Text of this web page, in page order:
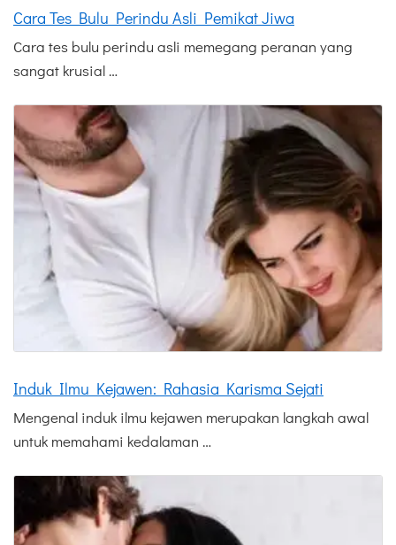
Cara Tes Bulu Perindu Asli Pemikat Jiwa
Cara tes bulu perindu asli memegang peranan yang
sangat krusial …
Induk Ilmu Kejawen: Rahasia Karisma Sejati
Mengenal induk ilmu kejawen merupakan langkah awal
untuk memahami kedalaman …